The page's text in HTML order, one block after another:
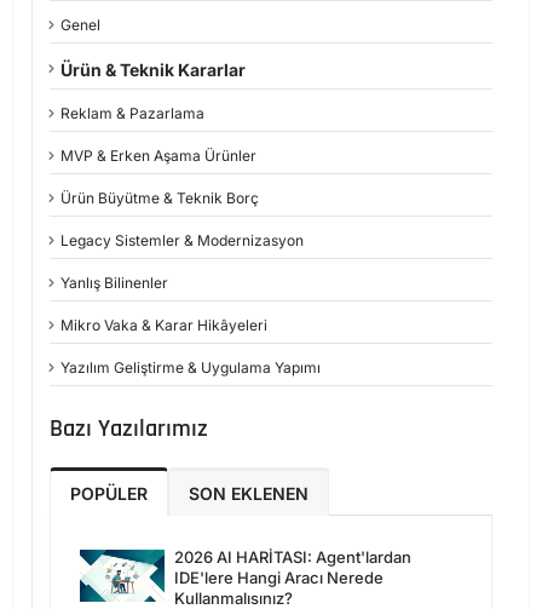
Genel
Ürün & Teknik Kararlar
Reklam & Pazarlama
MVP & Erken Aşama Ürünler
Ürün Büyütme & Teknik Borç
Legacy Sistemler & Modernizasyon
Yanlış Bilinenler
Mikro Vaka & Karar Hikâyeleri
Yazılım Geliştirme & Uygulama Yapımı
Bazı Yazılarımız
POPÜLER SON EKLENEN
2026 AI HARİTASI: Agent'lardan
IDE'lere Hangi Aracı Nerede
Kullanmalısınız?